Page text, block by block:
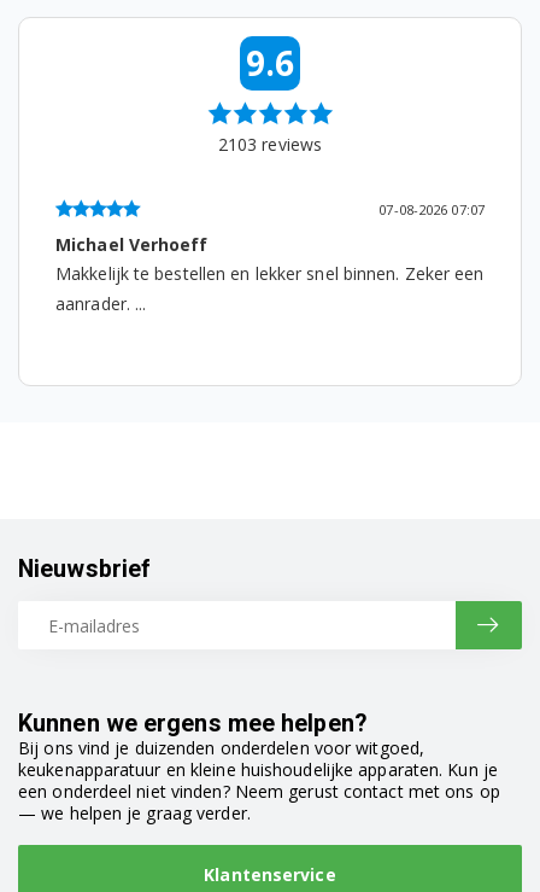
9.6
2103 reviews
07-08-2026 07:07
Michael Verhoeff
Makkelijk te bestellen en lekker snel binnen. Zeker een
aanrader. ...
Kunnen we ergens mee helpen?
Bij ons vind je duizenden onderdelen voor witgoed,
keukenapparatuur en kleine huishoudelijke apparaten. Kun je
een onderdeel niet vinden? Neem gerust contact met ons op
— we helpen je graag verder.
Klantenservice
Nieuwsbrief